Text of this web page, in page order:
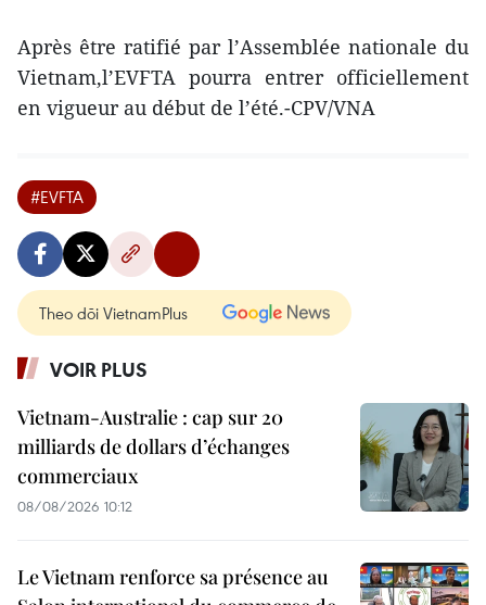
Après être ratifié par l’Assemblée nationale du
Vietnam,l’EVFTA pourra entrer officiellement
en vigueur au début de l’été.-CPV/VNA
#EVFTA
Theo dõi VietnamPlus
VOIR PLUS
Vietnam-Australie : cap sur 20
milliards de dollars d’échanges
commerciaux
08/08/2026 10:12
Le Vietnam renforce sa présence au